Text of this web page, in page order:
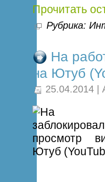
Прочитать
Рубрика:
На
на Ютуб
25.04.2014 |